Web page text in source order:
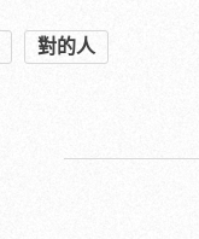
對的人